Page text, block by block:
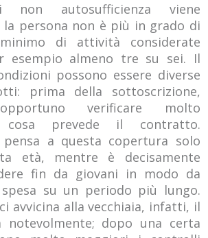
autosufficienza viene
la persona non è più in grado di
di attività considerate
esempio almeno tre su sei. Il
possono essere diverse
prima della sottoscrizione,
verificare molto
cosa prevede il contratto.
a questa copertura solo
età, mentre è decisamente
fin da giovani in modo da
su un periodo più lungo.
avvicina alla vecchiaia, infatti, il
notevolmente; dopo una certa